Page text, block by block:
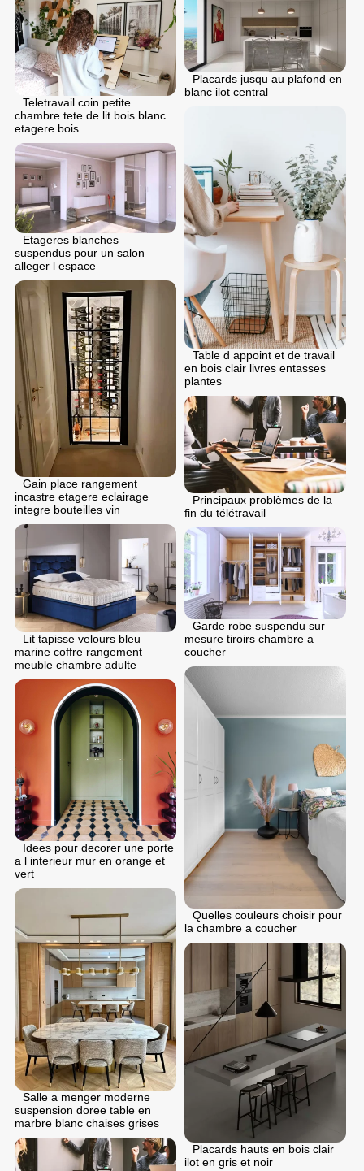
Teletravail coin petite
chambre tete de lit bois blanc
etagere bois
Placards jusqu au plafond en
blanc ilot central
Table d appoint et de travail
en bois clair livres entasses
plantes
Etageres blanches
suspendus pour un salon
alleger l espace
Gain place rangement
incastre etagere eclairage
integre bouteilles vin
Principaux problèmes de la
fin du télétravail
Lit tapisse velours bleu
marine coffre rangement
meuble chambre adulte
Garde robe suspendu sur
mesure tiroirs chambre a
coucher
Quelles couleurs choisir pour
la chambre a coucher
Idees pour decorer une porte
a l interieur mur en orange et
vert
Salle a menger moderne
suspension doree table en
marbre blanc chaises grises
Placards hauts en bois clair
ilot en gris et noir